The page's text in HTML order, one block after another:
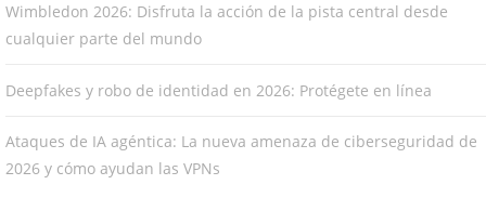
Wimbledon 2026: Disfruta la acción de la pista central desde
cualquier parte del mundo
Deepfakes y robo de identidad en 2026: Protégete en línea
Ataques de IA agéntica: La nueva amenaza de ciberseguridad de
2026 y cómo ayudan las VPNs